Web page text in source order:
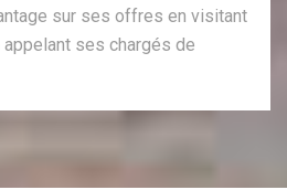
sur ses offres en visitant
ses chargés de